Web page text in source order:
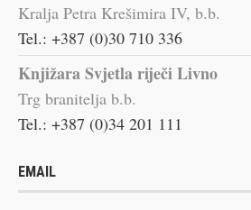
Kralja Petra Krešimira IV, b.b.
Tel.: +387 (0)30 710 336
Knjižara Svjetla riječi Livno
Trg branitelja b.b.
Tel.: +387 (0)34 201 111
EMAIL